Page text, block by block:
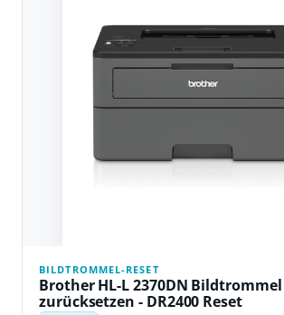
BILDTROMMEL-RESET
Brother HL-L 2370DN Bildtrommel
zurücksetzen - DR2400 Reset